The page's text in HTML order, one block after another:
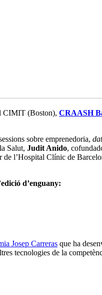
CIMIT (Boston), CRAASH
sobre emprenedoria,
Salut, Judit Anido,
l’Hospital Clínic de
d’enguany:
Josep Carreras que ha
tecnologies de la